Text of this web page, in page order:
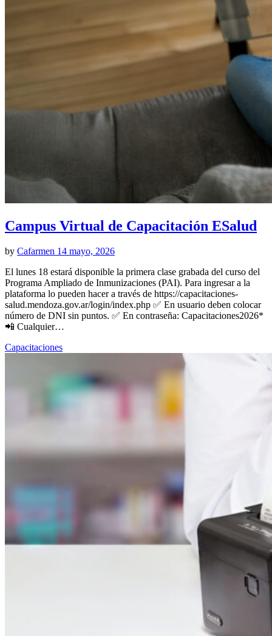
Campus Virtual de Capacitación ESalud
by Cafarmen 14 mayo, 2026
El lunes 18 estará disponible la primera clase grabada del curso del
Programa Ampliado de Inmunizaciones (PAI). Para ingresar a la
plataforma lo pueden hacer a través de https://capacitaciones-
salud.mendoza.gov.ar/login/index.php ✅ En usuario deben colocar
número de DNI sin puntos. ✅ En contraseña: Capacitaciones2026*
📲 Cualquier…
Capacitaciones